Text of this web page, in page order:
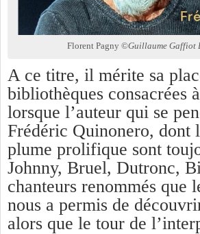
Florent Pagny ©Guillaume Gaffiot
A ce titre, il mérite sa
bibliothèques
lorsque l’auteur qui se
Frédéric Quinonero, dont
plume prolifique sont
Johnny, Bruel, Dutronc,
chanteurs renommés que
nous a permis de
alors que le tour de